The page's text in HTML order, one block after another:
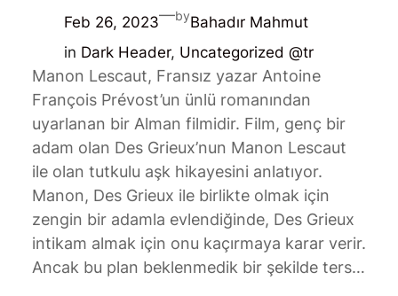
Feb 26, 2023—byBahadır Mahmut
in Dark Header, Uncategorized @tr
Manon Lescaut, Fransız yazar Antoine
François Prévost’un ünlü romanından
uyarlanan bir Alman filmidir. Film, genç bir
adam olan Des Grieux’nun Manon Lescaut
ile olan tutkulu aşk hikayesini anlatıyor.
Manon, Des Grieux ile birlikte olmak için
zengin bir adamla evlendiğinde, Des Grieux
intikam almak için onu kaçırmaya karar verir.
Ancak bu plan beklenmedik bir şekilde ters…